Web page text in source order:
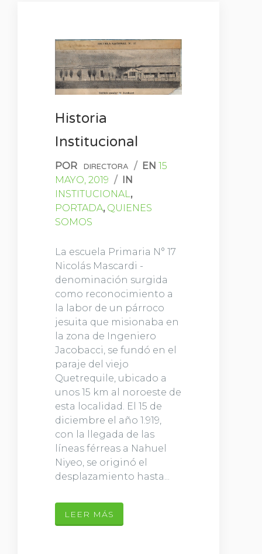
Historia
Institucional
POR DIRECTORA / EN 15
MAYO, 2019 / IN
INSTITUCIONAL,
PORTADA, QUIENES
SOMOS
La escuela Primaria N° 17
Nicolás Mascardi -
denominación surgida
como reconocimiento a
la labor de un párroco
jesuita que misionaba en
la zona de Ingeniero
Jacobacci, se fundó en el
paraje del viejo
Quetrequile, ubicado a
unos 15 km al noroeste de
esta localidad. El 15 de
diciembre el año 1.919,
con la llegada de las
líneas férreas a Nahuel
Niyeo, se originó el
desplazamiento hasta...
LEER MÁS